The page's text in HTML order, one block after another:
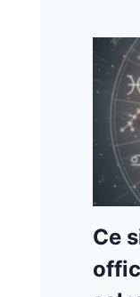
Ce